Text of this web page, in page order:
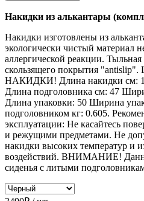
Накидки из алькантары
Накидки изготовлены из
экологически чистый материал
аллергической реакции. Тыльная
скользящего покрытия
НАКИДКИ! Длина накидки см:
Длина подголовника см: 47
Длина упаковки: 50 Ширина
подголовником кг: 0.605.
эксплуатации: Не касайтесь
и режущими предметами. Не
накидки высоких температур и
воздействий. ВНИМАНИЕ!
сиденья с литыми